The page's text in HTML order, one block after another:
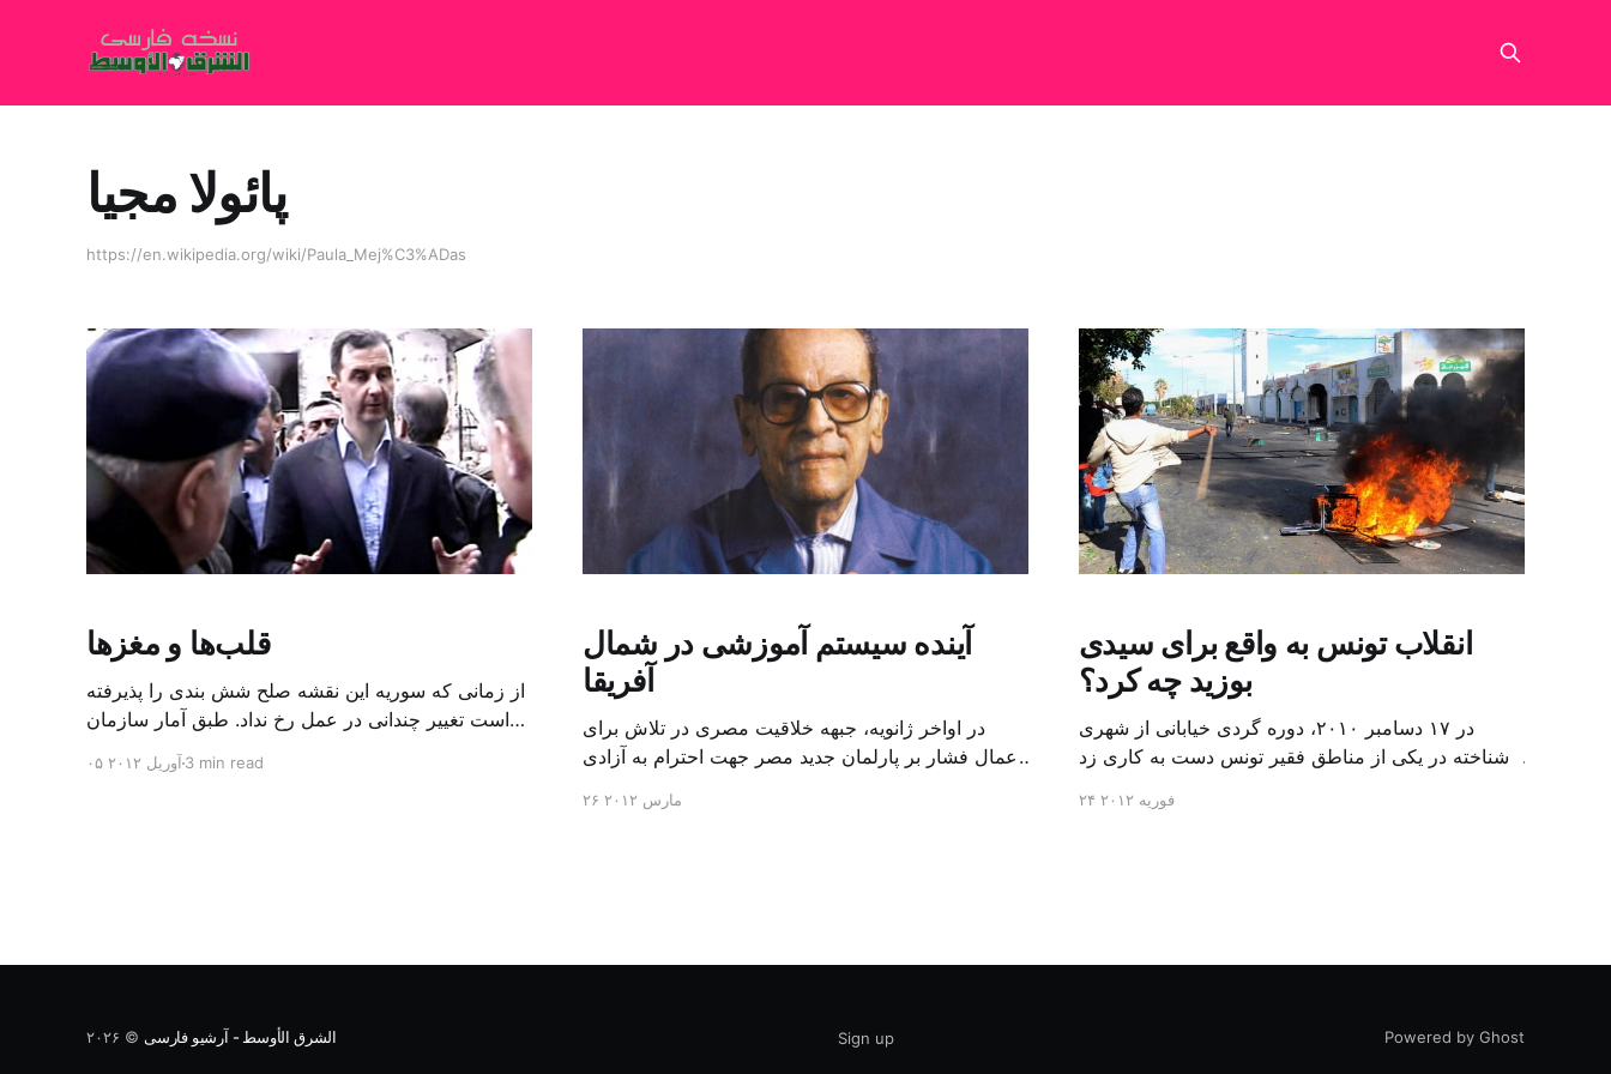
پائولا مجیا
https://en.wikipedia.org/wiki/Paula_Mej%C3%ADas
قلب‌ها و مغزها
از زمانی که سوریه این نقشه صلح شش بندی را پذیرفته
است تغییر چندانی در عمل رخ نداد. طبق آمار سازمان
ملل متحد از زمان آغاز درگیری‌ها در این کشور تا کنون
بیش از ۹ هزار نفر کشته شدند. سرعت آمار کشته‌ها
۰۵ آوریل ۲۰۱۲ 3 min read
آینده سیستم آموزشی در شمال
آفریقا
در اواخر ژانویه، جبهه خلاقیت مصری در تلاش برای
اعمال فشار بر پارلمان جدید مصر جهت احترام به آزادی
نگرانی‌هایی در خصوص آینده اندیشه عمومی در میان
۲۶ مارس ۲۰۱۲
انقلاب تونس به واقع برای سیدی
بوزید چه کرد؟
در ۱۷ دسامبر ۲۰۱۰، دوره گردی خیابانی از شهری
ناشناخته در یکی از مناطق فقیر تونس دست به کاری زد
چهره خاورمیانه بود. این اقدام دستاورد بزرگی به شمار
۲۴ فوریه ۲۰۱۲
الشرق الأوسط - آرشیو فارسی © ۲۰۲۶ Sign up Powered by Ghost